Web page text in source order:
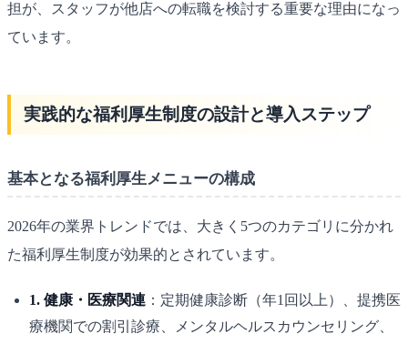
担が、スタッフが他店への転職を検討する重要な理由になっ
ています。
実践的な福利厚生制度の設計と導入ステップ
基本となる福利厚生メニューの構成
2026年の業界トレンドでは、大きく5つのカテゴリに分かれ
た福利厚生制度が効果的とされています。
1. 健康・医療関連 ：定期健康診断（年1回以上）、提携医
療機関での割引診療、メンタルヘルスカウンセリング、